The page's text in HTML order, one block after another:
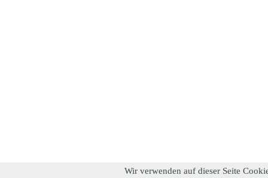
Wir verwenden auf dieser Seite